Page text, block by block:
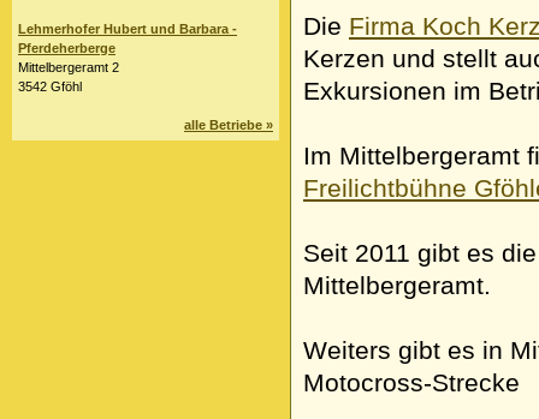
Lehmerhofer Hubert und Barbara -
Pferdeherberge
Mittelbergeramt 2
3542 Gföhl
alle Betriebe »
Die Firma Koch
Kerzen und stellt
Exkursionen im
Im Mittelbergeramt
Freilichtbühne
Seit 2011 gibt es
Mittelbergeramt.
Weiters gibt es in
Motocross-Strecke